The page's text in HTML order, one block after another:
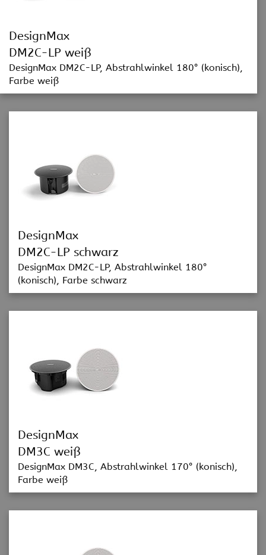
DesignMax
DM2C-LP weiß
DesignMax DM2C-LP, Abstrahlwinkel 180° (konisch),
Farbe weiß
DesignMax
DM2C-LP schwarz
DesignMax DM2C-LP, Abstrahlwinkel 180°
(konisch), Farbe schwarz
DesignMax
DM3C weiß
DesignMax DM3C, Abstrahlwinkel 170° (konisch),
Farbe weiß